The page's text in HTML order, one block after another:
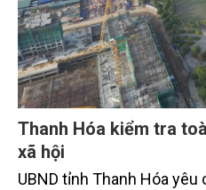
Thanh Hóa kiểm tra
xã hội
UBND tỉnh Thanh Hóa